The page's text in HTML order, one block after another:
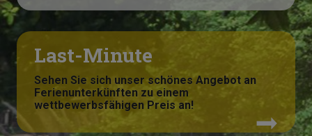
Last-Minute
Sehen Sie sich unser schönes Angebot an
Ferienunterkünften zu einem
wettbewerbsfähigen Preis an!